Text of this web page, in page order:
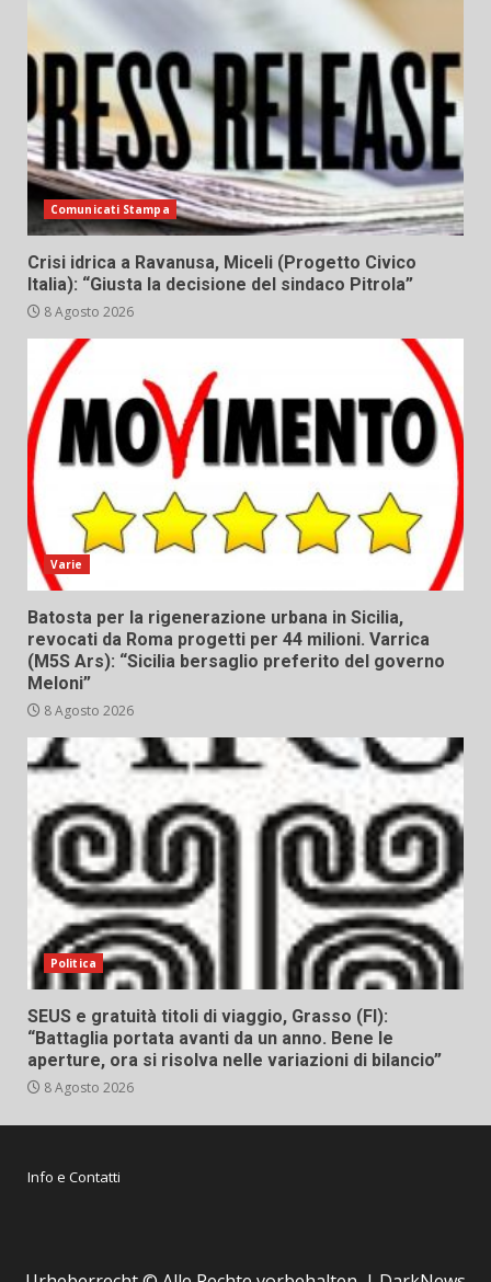
Comunicati Stampa
Crisi idrica a Ravanusa, Miceli (Progetto Civico
Italia): “Giusta la decisione del sindaco Pitrola”
8 Agosto 2026
Varie
Batosta per la rigenerazione urbana in Sicilia,
revocati da Roma progetti per 44 milioni. Varrica
(M5S Ars): “Sicilia bersaglio preferito del governo
Meloni”
8 Agosto 2026
Politica
SEUS e gratuità titoli di viaggio, Grasso (FI):
“Battaglia portata avanti da un anno. Bene le
aperture, ora si risolva nelle variazioni di bilancio”
8 Agosto 2026
Info e Contatti